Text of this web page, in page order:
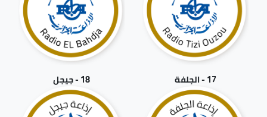
17 - الجلفة 18 - جيجل